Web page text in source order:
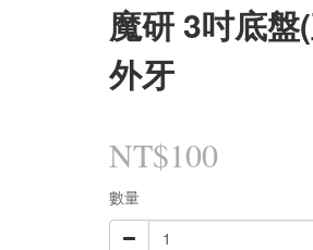
魔研 3吋底
外牙
NT$100
數量